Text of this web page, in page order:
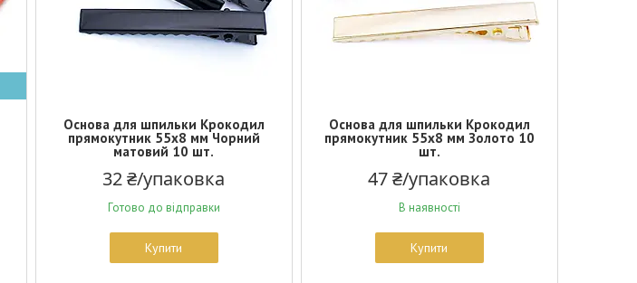
Основа для шпильки Крокодил
прямокутник 55х8 мм Чорний
матовий 10 шт.
32 ₴/упаковка
Готово до відправки
Купити
Основа для шпильки Крокодил
прямокутник 55х8 мм Золото 10
шт.
47 ₴/упаковка
В наявності
Купити